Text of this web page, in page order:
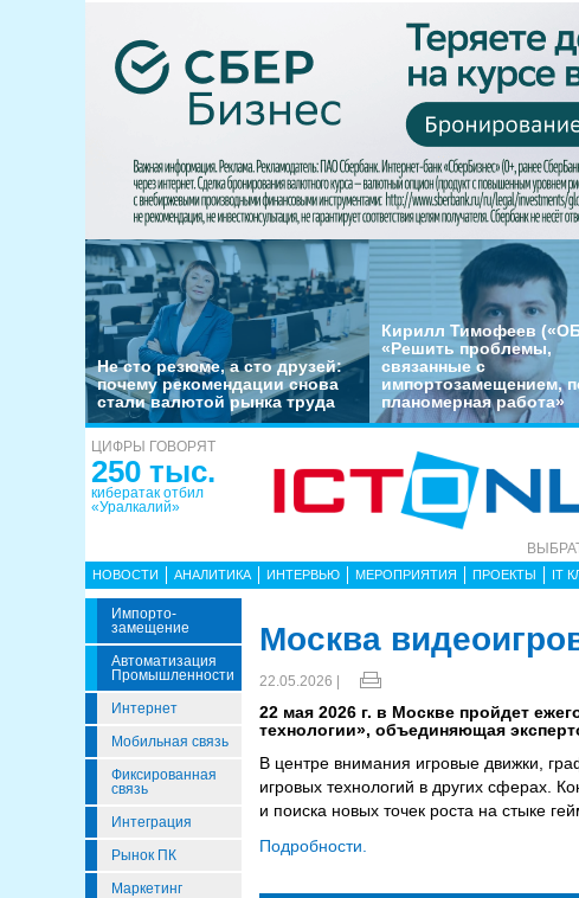
Не сто резюме, а сто друзей:
почему рекомендации снова
стали валютой рынка труда
Кирилл Тимофеев
«Решить проблемы,
связанные с
импортозамещением,
планомерная работа»
ЦИФРЫ ГОВОРЯТ
250 тыс.
кибератак отбил
«Уралкалий»
НОВОСТИ АНАЛИТИКА ИНТЕРВЬЮ МЕРОПРИЯТИЯ ПРОЕКТЫ IT
Импорто­
Замещение
Автоматизация
Промышленности
Интернет
Мобильная связь
Фиксированная
связь
Интеграция
Рынок ПК
Маркетинг
Москва
22.05.2026 |
22 мая 2026 г. в Москве пройдет
технологии», объединяющая
В центре внимания игровые движки,
игровых технологий в других сферах.
и поиска новых точек роста на стыке
Подробности.